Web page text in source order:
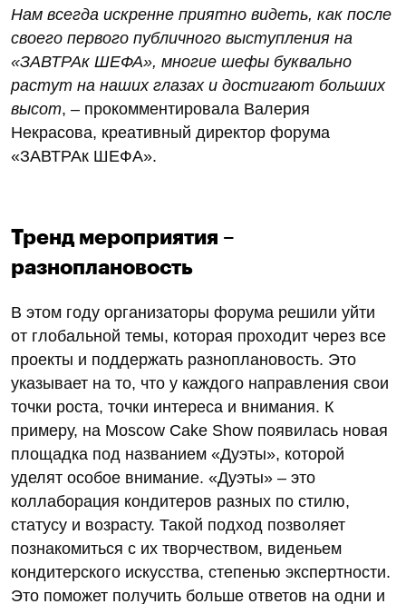
Нам всегда искренне приятно видеть, как после
своего первого публичного выступления на
«ЗАВТРАк ШЕФА», многие шефы буквально
растут на наших глазах и достигают больших
высот, – прокомментировала Валерия
Некрасова, креативный директор форума
«ЗАВТРАк ШЕФА».
Тренд мероприятия –
разноплановость
В этом году организаторы форума решили уйти
от глобальной темы, которая проходит через все
проекты и поддержать разноплановость. Это
указывает на то, что у каждого направления свои
точки роста, точки интереса и внимания. К
примеру, на Moscow Cake Show появилась новая
площадка под названием «Дуэты», которой
уделят особое внимание. «Дуэты» – это
коллаборация кондитеров разных по стилю,
статусу и возрасту. Такой подход позволяет
познакомиться с их творчеством, виденьем
кондитерского искусства, степенью экспертности.
Это поможет получить больше ответов на одни и